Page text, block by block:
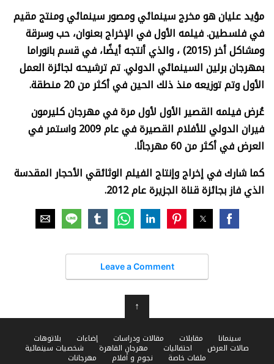
مؤيد عليان هو مخرج سينمائي ومصور سينمائي ومنتج مقيم
في فلسطين. فيلمه الأول في الإخراج بعنوان، حب وسرقة
ومشاكل أخر(2015)
، والذي أنتجه أيضًا، في قسم بانوراما
بمهرجان برلين السينمائي الدولي. تم ترشيحه لجائزة العمل
الأول وتم توزيعه منذ ذلك الحين في أكثر من 20 منطقة.
عُرض فيلمه القصير الأول لأول مرة في مهرجان كليرمون
فيران الدولي للأفلام القصيرة في عام 2009 واستمر في
العرض في أكثر من 60 مهرجانًا.
كما شارك في إخراج وإنتاج الفيلم الوثائقي الأحجار المقدسة
الذي فاز بجائزة قناة الجزيرة عام 2012.
Leave a Comment
↑
سينمانا مقابلات مقالات ودراسات إضاءات بلاتوهات
صالات العرض احتفاليات مهرجان القاهرة شخصيات سينمائية
ملفات خاصة نجوم و أفلام مهرجانات